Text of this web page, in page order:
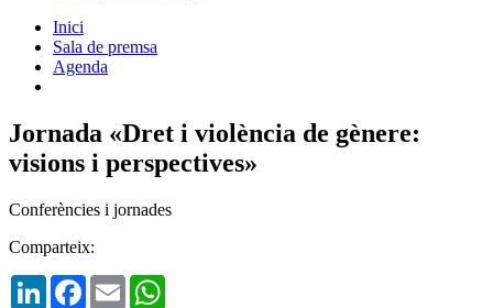
Inici
Sala de premsa
Agenda
Jornada «Dret i violència de gènere:
visions i perspectives»
Conferències i jornades
Comparteix:
LinkedInFacebook
Email